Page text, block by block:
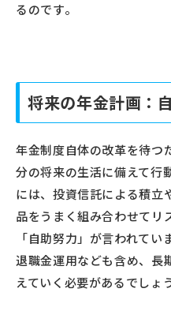
るのです。
将来の年金計画：
年金制度自体の改革を待つ
分の将来の生活に備えて行
には、投資信託による積立
品をうまく組み合わせてリ
「自助努力」が言われて
退職金運用なども含め、長
えていく必要があるでしょう